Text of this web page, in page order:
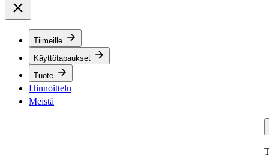
Tiimeille
Käyttötapaukset
Tuote
Hinnoittelu
Meistä